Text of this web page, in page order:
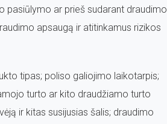
pasiūlymo ar prieš sudarant draudimo
apsaugą ir atitinkamus rizikos
tipas; poliso galiojimo laikotarpis;
turto ar kito draudžiamo turto
ir kitas susijusias šalis; draudimo